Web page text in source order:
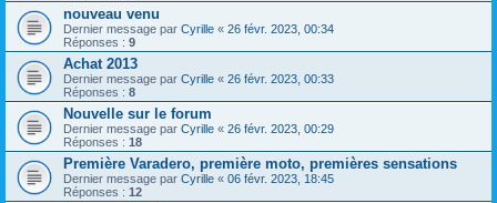
nouveau venu
Dernier message par Cyrille « 26 févr. 2023, 00:34
Réponses : 9
Achat 2013
Dernier message par Cyrille « 26 févr. 2023, 00:33
Réponses : 8
Nouvelle sur le forum
Dernier message par Cyrille « 26 févr. 2023, 00:29
Réponses : 18
Première Varadero, première moto, premières sensations
Dernier message par Cyrille « 06 févr. 2023, 18:45
Réponses : 12